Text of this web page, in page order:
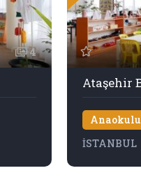
4
Anaokulu
İSTANBUL